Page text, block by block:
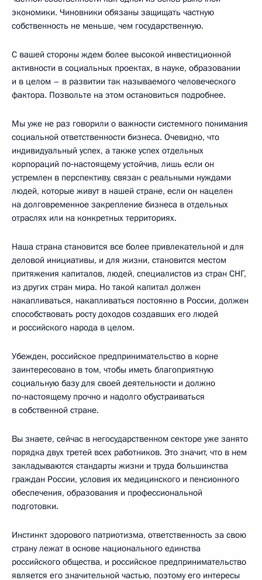
экономики. Чиновники обязаны защищать частную
собственность не меньше, чем государственную.
С вашей стороны ждем более высокой инвестиционной
активности в социальных проектах, в науке, образовании
и в целом – в развитии так называемого человеческого
фактора. Позвольте на этом остановиться подробнее.
Мы уже не раз говорили о важности системного понимания
социальной ответственности бизнеса. Очевидно, что
индивидуальный успех, а также успех отдельных
корпораций по‑настоящему устойчив, лишь если он
устремлен в перспективу, связан с реальными нуждами
людей, которые живут в нашей стране, если он нацелен
на долговременное закрепление бизнеса в отдельных
отраслях или на конкретных территориях.
Наша страна становится все более привлекательной и для
деловой инициативы, и для жизни, становится местом
притяжения капиталов, людей, специалистов из стран СНГ,
из других стран мира. Но такой капитал должен
накапливаться, накапливаться постоянно в России, должен
способствовать росту доходов создавших его людей
и российского народа в целом.
Убежден, российское предпринимательство в корне
заинтересовано в том, чтобы иметь благоприятную
социальную базу для своей деятельности и должно
по‑настоящему прочно и надолго обустраиваться
в собственной стране.
Вы знаете, сейчас в негосударственном секторе уже занято
порядка двух третей всех работников. Это значит, что в нем
закладываются стандарты жизни и труда большинства
граждан России, условия их медицинского и пенсионного
обеспечения, образования и профессиональной
подготовки.
Инстинкт здорового патриотизма, ответственность за свою
страну лежат в основе национального единства
российского общества, и российское предпринимательство
является его значительной частью, поэтому его интересы